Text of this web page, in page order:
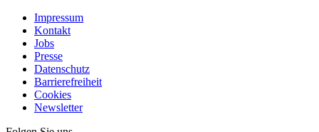
Impressum
Kontakt
Jobs
Presse
Datenschutz
Barrierefreiheit
Cookies
Newsletter